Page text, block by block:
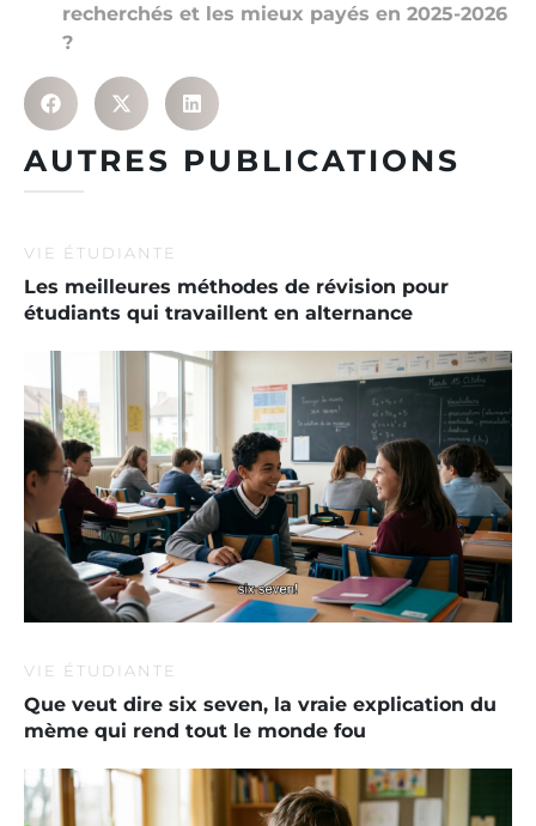
recherchés et les mieux payés en 2025-2026
?
AUTRES PUBLICATIONS
VIE ÉTUDIANTE
Les meilleures méthodes de révision pour
étudiants qui travaillent en alternance
VIE ÉTUDIANTE
Que veut dire six seven, la vraie explication du
mème qui rend tout le monde fou